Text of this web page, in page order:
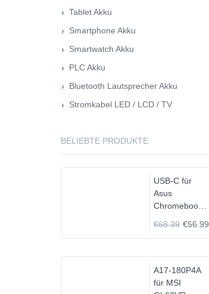
Tablet Akku
Smartphone Akku
Smartwatch Akku
PLC Akku
Bluetooth Lautsprecher Akku
Stromkabel LED / LCD / TV
BELIEBTE PRODUKTE
USB-C für
Asus
Chromebook
€68.39 €56.99
A17-180P4A
für MSI